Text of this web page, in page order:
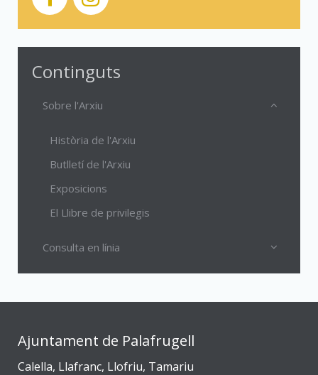
Continguts
Sobre l'Arxiu
Història de l'Arxiu
Butlletí de l'Arxiu
Exposicions
El Llibre de privilegis
Consulta en línia
Ajuntament de Palafrugell
Calella, Llafranc, Llofriu, Tamariu